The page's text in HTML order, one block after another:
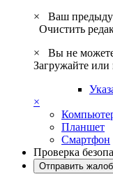
×
Ваш
Очистить
×
Вы не
Загружайте или
×
Планшет
Смартфон
Проверка
Отправить